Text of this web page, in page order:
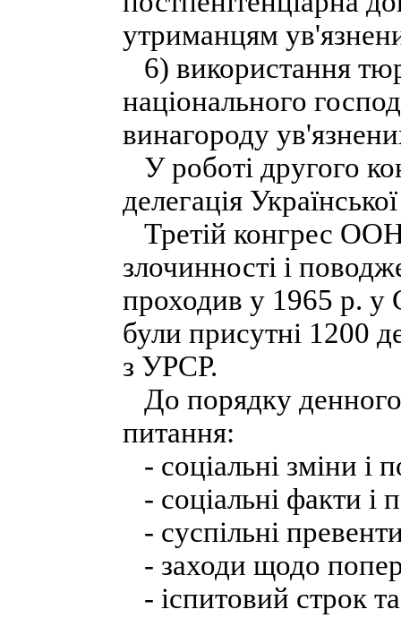
утриманцям
6) використання
національного
винагороду
У роботі другого
делегація
Третій конгрес
злочинності і
проходив у 1965 р. у
були присутні 1200
з УРСР.
До порядку денного
питання:
- соціальні зміни і
- соціальні факти і
- суспільні
- заходи щодо
- іспитовий строк